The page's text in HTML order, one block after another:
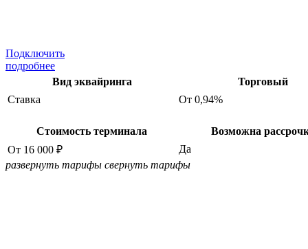
Подключить
подробнее
Вид эквайринга
Торговый
Ставка
От 0,94%
Стоимость терминала
Возможна
От 16 000 ₽
Да
развернуть тарифы свернуть тарифы